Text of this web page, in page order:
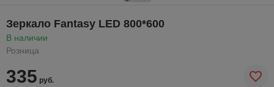
Зеркало Fantasy LED 800*600
В наличии
Розница
335 руб.